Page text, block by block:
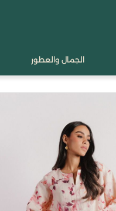
الجمال والعطور